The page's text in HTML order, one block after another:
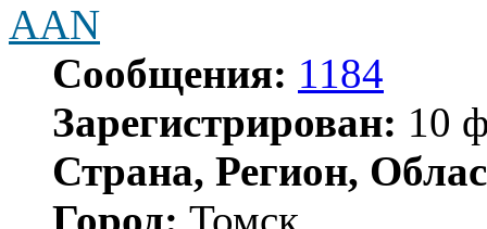
AAN
Сообщения: 1184
Зарегистрирован: 10
Страна, Регион,